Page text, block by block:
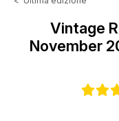
Vintage
November